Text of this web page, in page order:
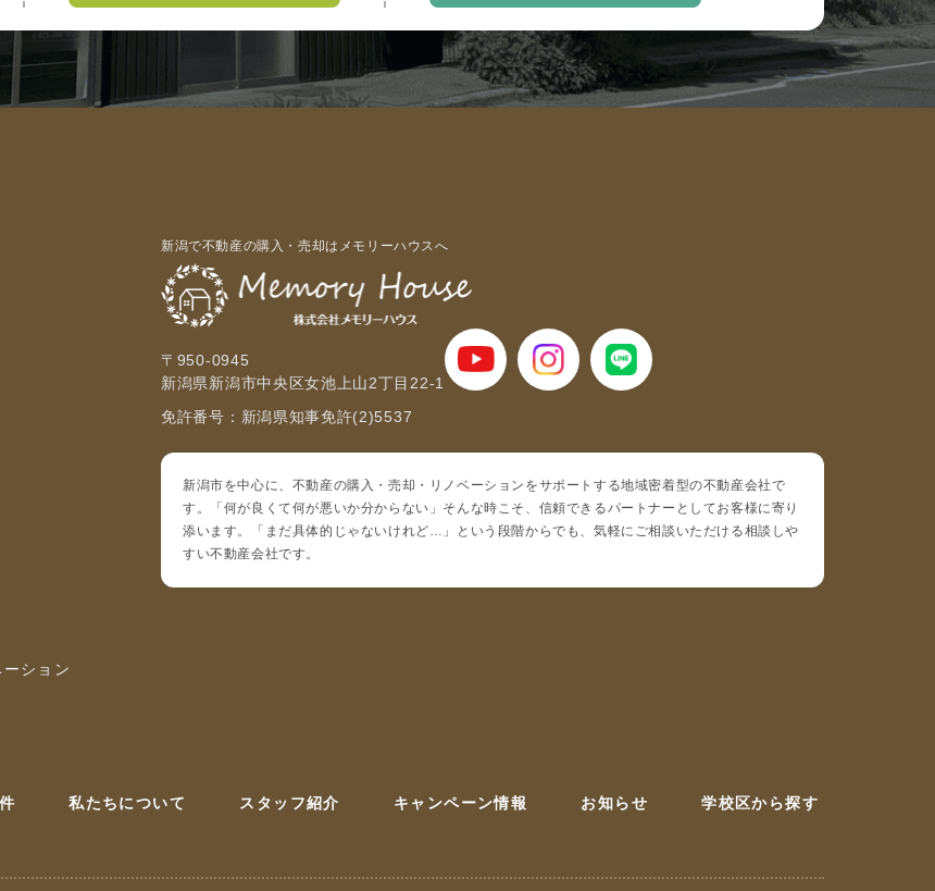
新潟で不動産の購入・売却はメモリーハウスへ
〒950-0945
新潟県新潟市中央区女池上山2丁目22-1
免許番号：新潟県知事免許(2)5537
新潟市を中心に、不動産の購入・売却・リノベーションをサポートする地域密着型の不動産会社で
す。「何が良くて何が悪いか分からない」そんな時こそ、信頼できるパートナーとしてお客様に寄り
添います。「まだ具体的じゃないけれど…」という段階からでも、気軽にご相談いただける相談しや
すい不動産会社です。
ション
私たちについて スタッフ紹介 キャンペーン情報 お知らせ 学校区から探す